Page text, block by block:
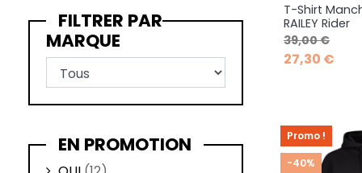
FILTRER PAR
MARQUE
EN PROMOTION

T-Shirt
RAILEY Rider
Prix de base
39,00 €Prix
27,30 €
Promo !
-40%